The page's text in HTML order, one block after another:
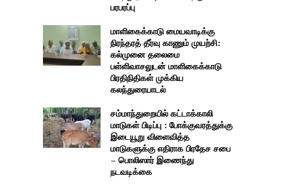
பரபரப்பு
மாளிகைக்காடு மையவாடிக்கு
நிரந்தரத் தீர்வு காணும் முயற்சி:
கல்முனை தலைமை
பள்ளிவாசலுடன் மாளிகைக்காடு
பிரதிநிதிகள் முக்கிய
கலந்துரையாடல்
சம்மாந்துறையில் கட்டாக்காலி
மாடுகள் பிடிப்பு : போக்குவரத்துக்கு
இடையூறு விளைவித்த
மாடுகளுக்கு எதிராக பிரதேச சபை
– பொலிஸார் இணைந்து
நடவடிக்கை